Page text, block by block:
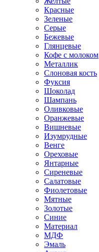
Красные
Зеленые
Серые
Бежевые
Глянцевые
Кофе с молоком
Металлик
Слоновая кость
Фуксия
Шоколад
Шампань
Оливковые
Оранжевые
Вишневые
Изумрудные
Венге
Ореховые
Янтарные
Сиреневые
Салатовые
Фиолетовые
Мятные
Золотые
Синие
Материал
МДФ
Эмаль